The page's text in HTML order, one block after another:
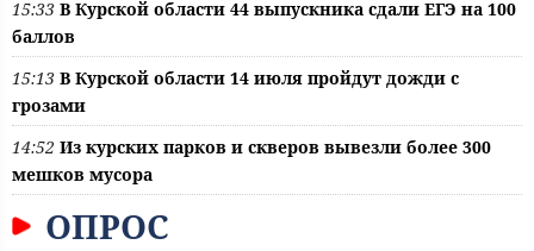
15:33 В Курской области 44 выпускника сдали ЕГЭ на 100
баллов
15:13 В Курской области 14 июля пройдут дожди с
грозами
14:52 Из курских парков и скверов вывезли более 300
мешков мусора
ОПРОС